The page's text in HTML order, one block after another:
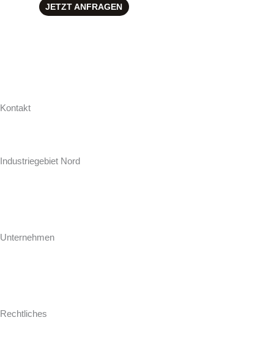
JETZT ANFRAGEN
Kontakt
Industriegebiet Nord
Unternehmen
Rechtliches